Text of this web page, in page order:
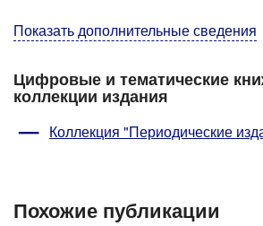
Показать дополнительные сведения
Цифровые и тематические
коллекции издания
Коллекция "Периодические
Похожие публикации